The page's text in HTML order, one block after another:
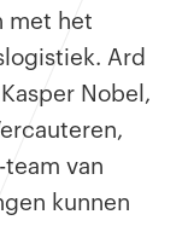
met het
Ard
Nobel,
van
kunnen